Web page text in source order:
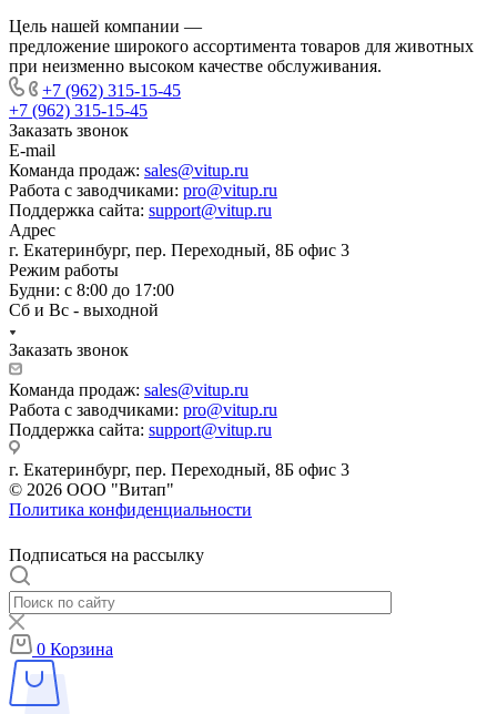
Цель нашей компании —
предложение широкого ассортимента товаров для животных
при неизменно высоком качестве обслуживания.
+7 (962) 315-15-45
+7 (962) 315-15-45
Заказать звонок
E-mail
Команда продаж: sales@vitup.ru
Работа с заводчиками: pro@vitup.ru
Поддержка сайта: support@vitup.ru
Адрес
г. Екатеринбург, пер. Переходный, 8Б офис 3
Режим работы
Будни: с 8:00 до 17:00
Сб и Вс - выходной
Заказать звонок
Команда продаж: sales@vitup.ru
Работа с заводчиками: pro@vitup.ru
Поддержка сайта: support@vitup.ru
г. Екатеринбург, пер. Переходный, 8Б офис 3
© 2026 ООО "Витап"
Политика конфиденциальности
Подписаться на рассылку
0 Корзина